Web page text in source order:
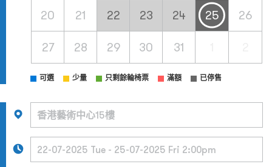
20 21 22 23 24 25 26
27 28 29 30 31
可選 少量 只剩餘輪椅票 滿額 已停售